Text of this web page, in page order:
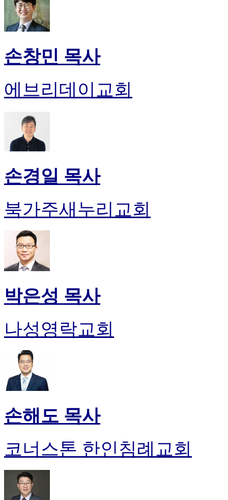
손창민 목사
에브리데이교회
손경일 목사
북가주새누리교회
박은성 목사
나성영락교회
손해도 목사
코너스톤 한인침례교회